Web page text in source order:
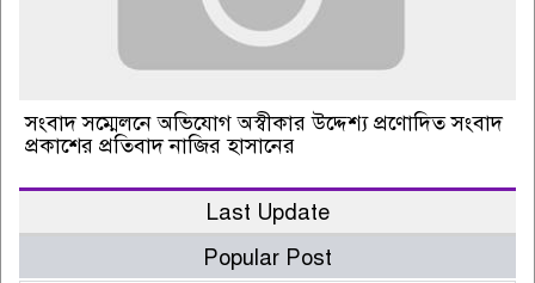
সংবাদ সম্মেলনে অভিযোগ অস্বীকার উদ্দেশ্য প্রণোদিত সংবাদ
প্রকাশের প্রতিবাদ নাজির হাসানের
Last Update
Popular Post